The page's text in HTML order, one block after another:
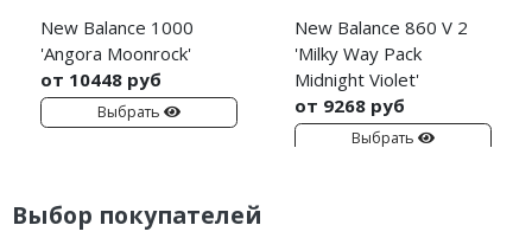
New Balance 1000
'Angora Moonrock'
от 10448 руб
Выбрать
New Balance 860 V 2
'Milky Way Pack
Midnight Violet'
от 9268 руб
Выбрать
Выбор покупателей